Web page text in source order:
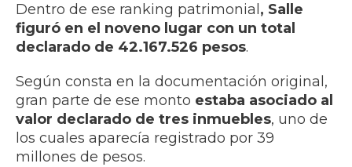
Dentro de ese ranking patrimonial, Salle
figuró en el noveno lugar con un total
declarado de 42.167.526 pesos.
Según consta en la documentación original,
gran parte de ese monto estaba asociado al
valor declarado de tres inmuebles, uno de
los cuales aparecía registrado por 39
millones de pesos.